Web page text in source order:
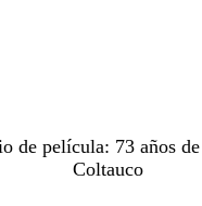
de película: 73 años
Coltauco